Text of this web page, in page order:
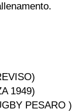
1949)
PESARO )